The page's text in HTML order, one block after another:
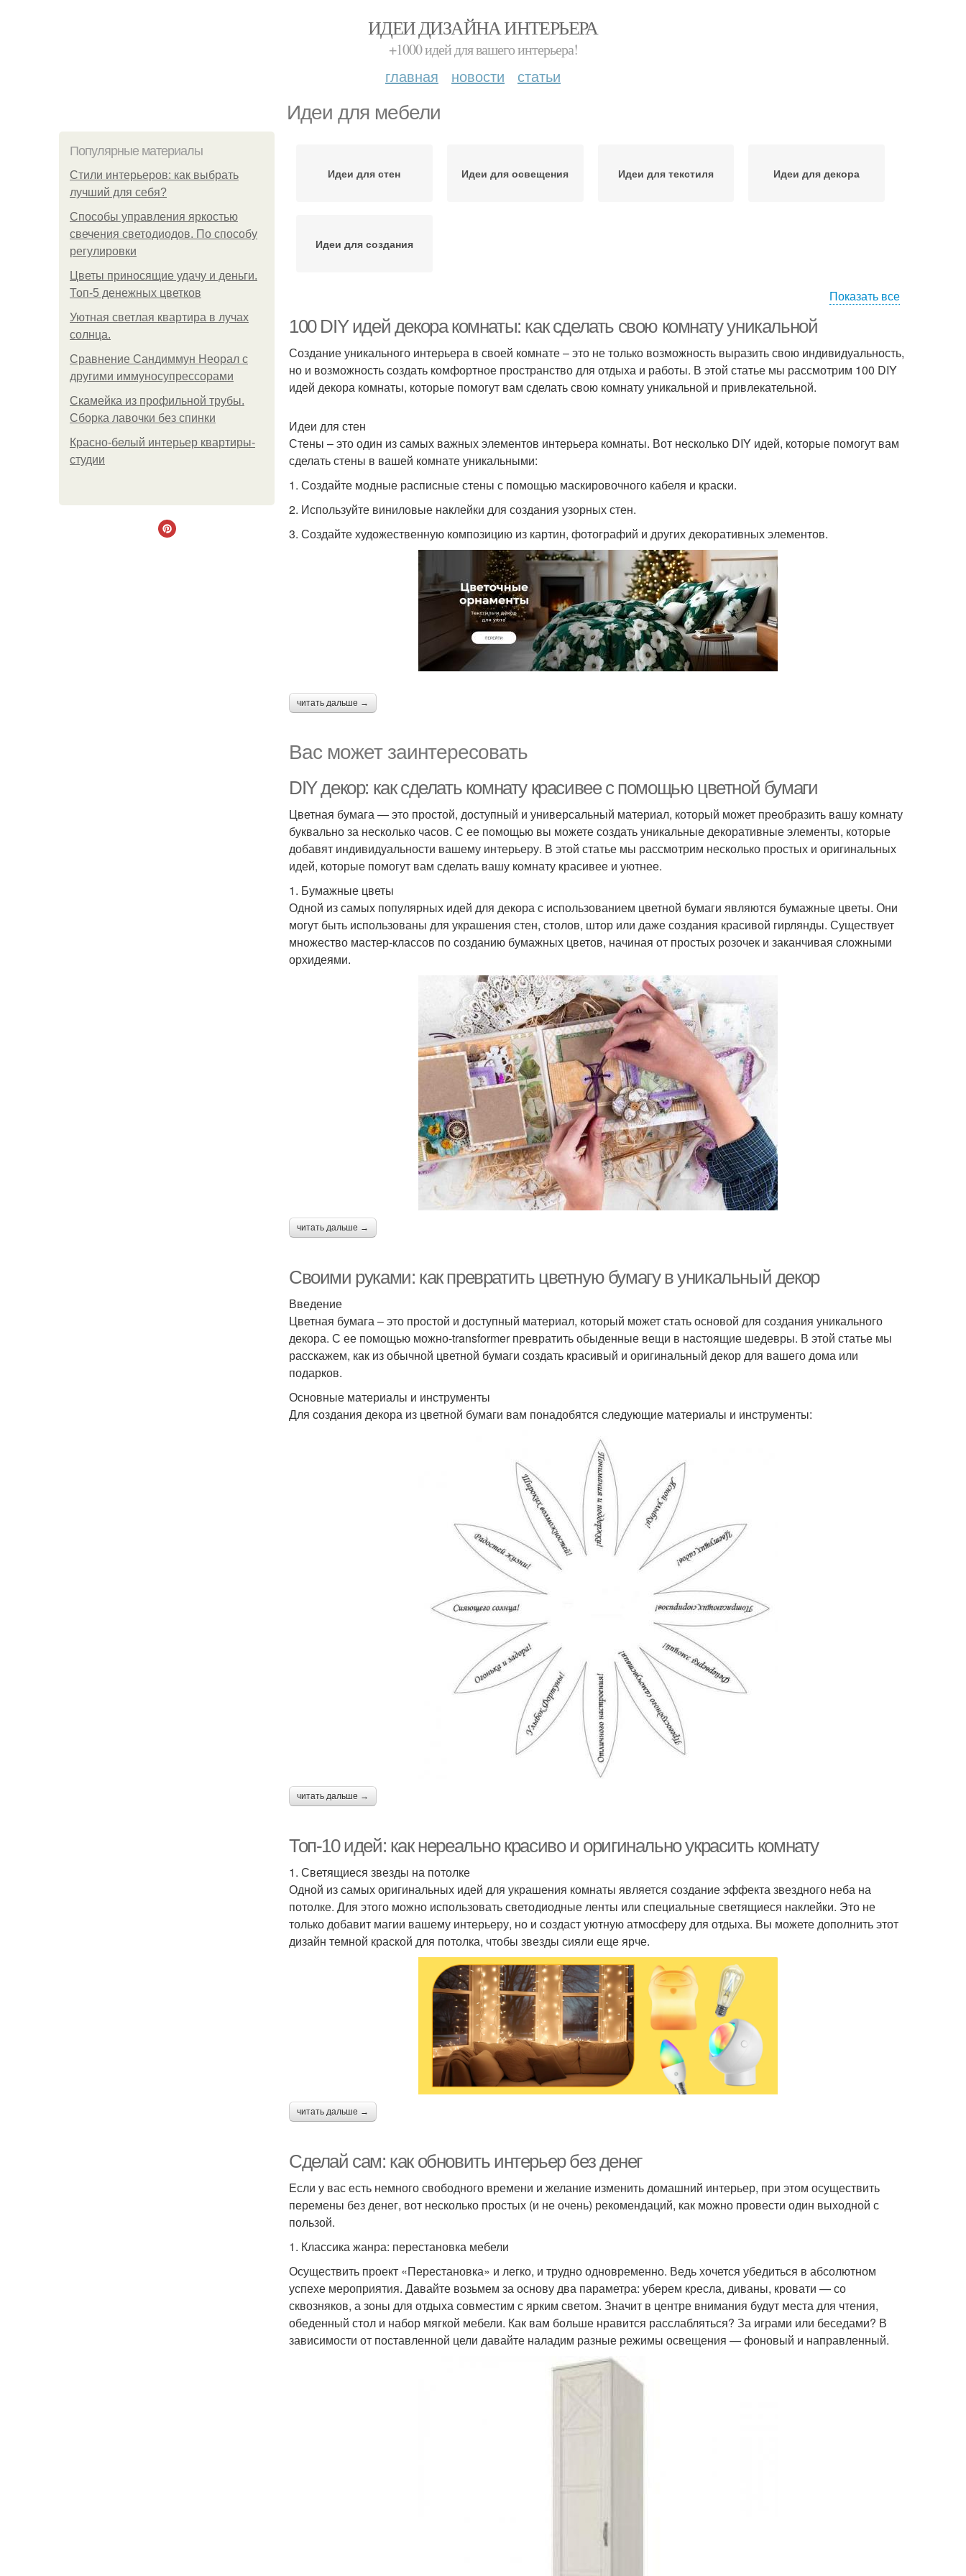
ИДЕИ ДИЗАЙНА ИНТЕРЬЕРА
+1000 идей для вашего интерьера!
главная новости статьи
Идеи для мебели
Популярные материалы
Стили интерьеров: как выбрать
лучший для себя?
Способы управления яркостью
свечения светодиодов. По способу
регулировки
Цветы приносящие удачу и деньги.
Топ-5 денежных цветков
Уютная светлая квартира в лучах
солнца.
Сравнение Сандиммун Неорал с
другими иммуносупрессорами
Скамейка из профильной трубы.
Сборка лавочки без спинки
Красно-белый интерьер квартиры-
студии
Идеи для стен Идеи для освещения Идеи для текстиля Идеи для декора
Идеи для создания
Показать все
100 DIY идей декора комнаты: как сделать свою комнату уникальной
Создание уникального интерьера в своей комнате – это не только возможность выразить свою индивидуальность,
но и возможность создать комфортное пространство для отдыха и работы. В этой статье мы рассмотрим 100 DIY
идей декора комнаты, которые помогут вам сделать свою комнату уникальной и привлекательной.
Идеи для стен
Стены – это один из самых важных элементов интерьера комнаты. Вот несколько DIY идей, которые помогут вам
сделать стены в вашей комнате уникальными:
1. Создайте модные расписные стены с помощью маскировочного кабеля и краски.
2. Используйте виниловые наклейки для создания узорных стен.
3. Создайте художественную композицию из картин, фотографий и других декоративных элементов.
читать дальше →
Вас может заинтересовать
DIY декор: как сделать комнату красивее с помощью цветной бумаги
Цветная бумага — это простой, доступный и универсальный материал, который может преобразить вашу комнату
буквально за несколько часов. С ее помощью вы можете создать уникальные декоративные элементы, которые
добавят индивидуальности вашему интерьеру. В этой статье мы рассмотрим несколько простых и оригинальных
идей, которые помогут вам сделать вашу комнату красивее и уютнее.
1. Бумажные цветы
Одной из самых популярных идей для декора с использованием цветной бумаги являются бумажные цветы. Они
могут быть использованы для украшения стен, столов, штор или даже создания красивой гирлянды. Существует
множество мастер-классов по созданию бумажных цветов, начиная от простых розочек и заканчивая сложными
орхидеями.
читать дальше →
Своими руками: как превратить цветную бумагу в уникальный декор
Введение
Цветная бумага – это простой и доступный материал, который может стать основой для создания уникального
декора. С ее помощью можно-transformer превратить обыденные вещи в настоящие шедевры. В этой статье мы
расскажем, как из обычной цветной бумаги создать красивый и оригинальный декор для вашего дома или
подарков.
Основные материалы и инструменты
Для создания декора из цветной бумаги вам понадобятся следующие материалы и инструменты:
читать дальше →
Топ-10 идей: как нереально красиво и оригинально украсить комнату
1. Светящиеся звезды на потолке
Одной из самых оригинальных идей для украшения комнаты является создание эффекта звездного неба на
потолке. Для этого можно использовать светодиодные ленты или специальные светящиеся наклейки. Это не
только добавит магии вашему интерьеру, но и создаст уютную атмосферу для отдыха. Вы можете дополнить этот
дизайн темной краской для потолка, чтобы звезды сияли еще ярче.
читать дальше →
Сделай сам: как обновить интерьер без денег
Если у вас есть немного свободного времени и желание изменить домашний интерьер, при этом осуществить
перемены без денег, вот несколько простых (и не очень) рекомендаций, как можно провести один выходной с
пользой.
1. Классика жанра: перестановка мебели
Осуществить проект «Перестановка» и легко, и трудно одновременно. Ведь хочется убедиться в абсолютном
успехе мероприятия. Давайте возьмем за основу два параметра: уберем кресла, диваны, кровати — со
сквозняков, а зоны для отдыха совместим с ярким светом. Значит в центре внимания будут места для чтения,
обеденный стол и набор мягкой мебели. Как вам больше нравится расслабляться? За играми или беседами? В
зависимости от поставленной цели давайте наладим разные режимы освещения — фоновый и направленный.